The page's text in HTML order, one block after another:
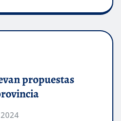
propuestas